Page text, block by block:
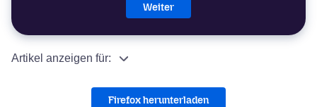
Weiter
Artikel anzeigen für:
Firefox herunterladen